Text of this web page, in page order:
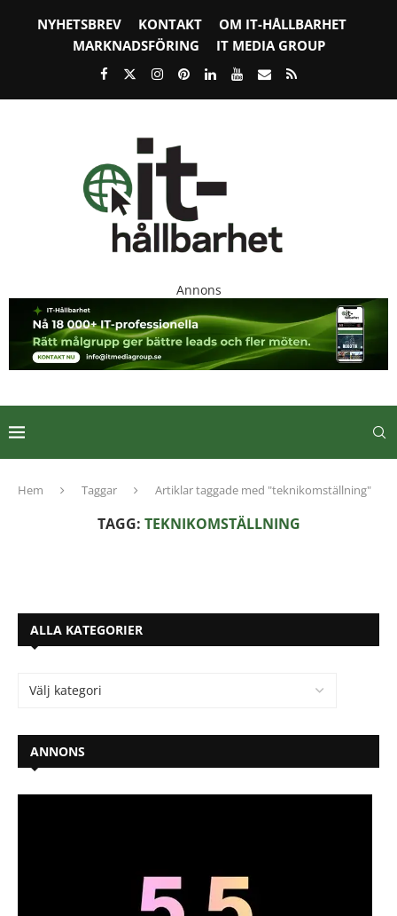
NYHETSBREV KONTAKT
OM IT-HÅLLBARHET
MARKNADSFÖRING
IT MEDIA GROUP
Annons
Hem Taggar Artiklar taggade med "teknikomställning"
TAGG: TEKNIKOMSTÄLLNING
ALLA KATEGORIER
ANNONS